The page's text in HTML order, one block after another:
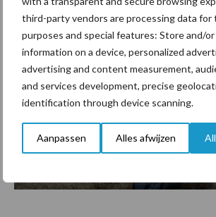
third-party vendors are processing data for
purposes and special features: Store and/or
information on a device, personalized
advertising and content measurement,
and services development, precise
identification through device scanning.
Aanpassen Alles afwijzen
biologische melk blijft stabiel in januari ... Lees
27 december 2021